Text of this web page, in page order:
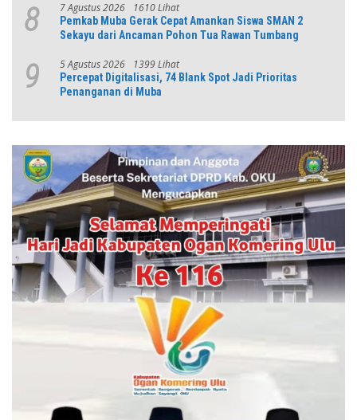
8 7 Agustus 2026 1610 Lihat
Pemkab Muba Gerak Cepat Amankan Siswa SMAN 2
Sekayu dari Ancaman Pohon Tua Rawan Tumbang
9 5 Agustus 2026 1399 Lihat
Percepat Digitalisasi, 74 Blank Spot Jadi Prioritas
Penanganan di Muba